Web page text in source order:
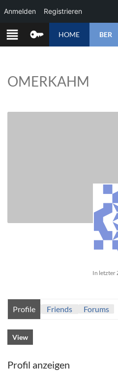
ZUM
INHALT
HOME BER
OMERKAHM
In letzter
Profile Friends Forums
View
Profil anzeigen
Anmelden Registrieren